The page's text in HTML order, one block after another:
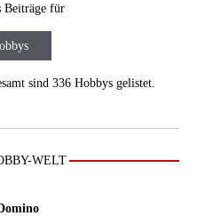
Beiträge für
sind 336 Hobbys gelistet.
WELT